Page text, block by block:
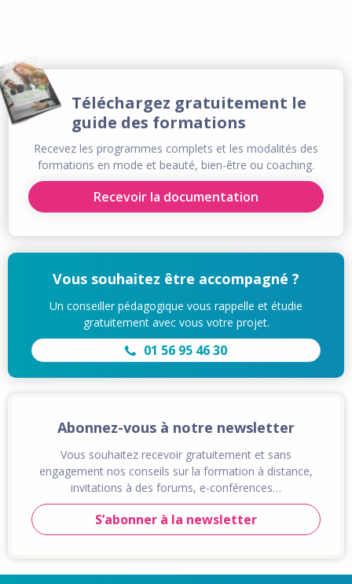
Téléchargez gratuitement le
guide des formations
Recevez les programmes complets et les modalités des
formations en mode et beauté, bien-être ou coaching.
Recevoir la documentation
Vous souhaitez être accompagné ?
Un conseiller pédagogique vous rappelle et étudie
gratuitement avec vous votre projet.
01 56 95 46 30
Abonnez-vous à notre newsletter
Vous souhaitez recevoir gratuitement et sans
engagement nos conseils sur la formation à distance,
invitations à des forums, e-conférences…
S’abonner à la newsletter